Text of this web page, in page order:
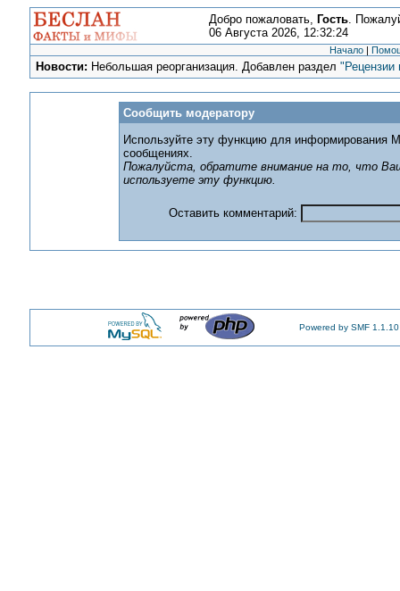
Добро пожаловать, Гость.
06 Августа 2026, 12:32:24
Начало |
Новости: Небольшая реорганизация. Добавлен раздел"Рецензии
Сообщить модератору
Используйте эту функцию для информирования
сообщениях.
Пожалуйста, обратите внимание на то, что
используете эту функцию.
Оставить комментарий:
Powered by SMF 1.1.10